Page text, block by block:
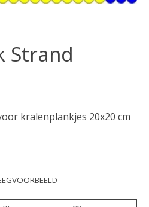
Strand
kralenplankjes 20x20 cm
is